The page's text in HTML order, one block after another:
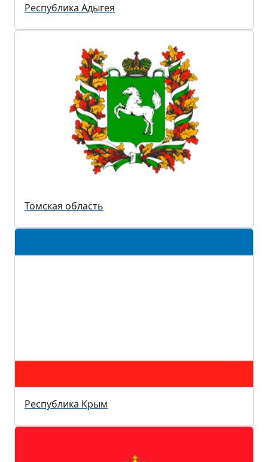
Республика Адыгея
Томская область
Республика Крым